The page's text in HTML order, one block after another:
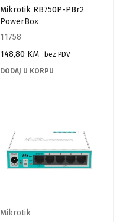
Mikrotik RB750P-PBr2
PowerBox
11758
148,80 KM
bez PDV
DODAJ U KORPU
Mikrotik